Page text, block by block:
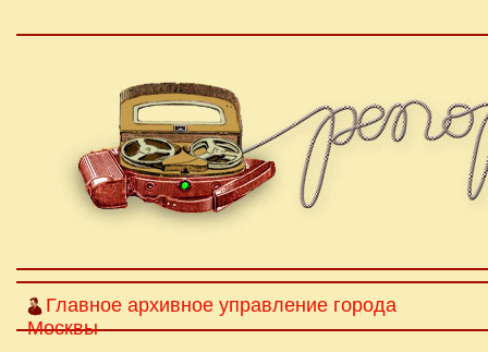
Главное архивное управление города
Москвы